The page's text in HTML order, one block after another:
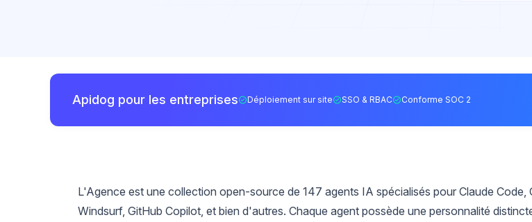
Apidog pour les entreprises Déploiement sur site SSO & RBAC Conforme SOC 2
L'Agence est une collection open-source de 147 agents IA spécialisés pour Claude Code,
Windsurf, GitHub Copilot, et bien d'autres. Chaque agent possède une personnalité